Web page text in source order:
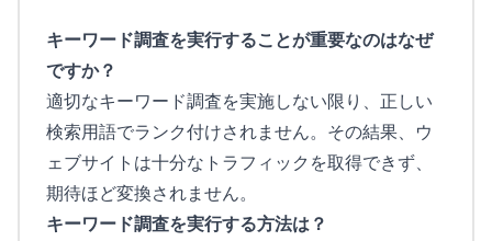
キーワード調査を実行することが重要なのはなぜ
ですか？
適切なキーワード調査を実施しない限り、正しい
検索用語でランク付けされません。その結果、ウ
ェブサイトは十分なトラフィックを取得できず、
期待ほど変換されません。
キーワード調査を実行する方法は？